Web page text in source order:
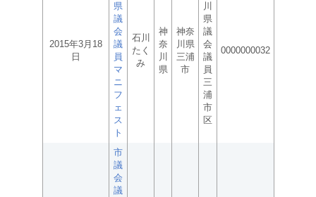
2015年3月18
日
県
議
会
議
員
マ
ニ
フ
ェ
ス
ト
石川
たく
み
神
奈
川
県
神奈
川県
三浦
市
川
県
議
会
議
員
三
浦
市
区
0000000032
市
議
会
議